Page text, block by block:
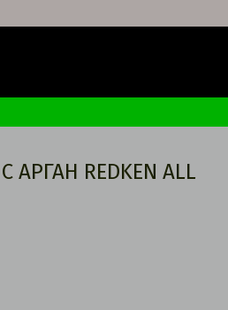
REDKEN ALL